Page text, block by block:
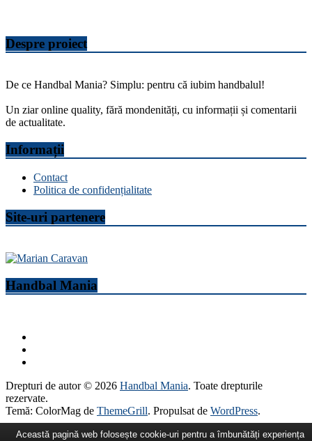
Despre proiect
De ce Handbal Mania? Simplu: pentru că iubim handbalul!
Un ziar online quality, fără mondenități, cu informații și comentarii
de actualitate.
Informații
Contact
Politica de confidențialitate
Site-uri partenere
Handbal Mania
Drepturi de autor © 2026 Handbal Mania. Toate drepturile
rezervate.
Temă: ColorMag de ThemeGrill. Propulsat de WordPress.
Această pagină web folosește cookie-uri pentru a îmbunătăți experiența